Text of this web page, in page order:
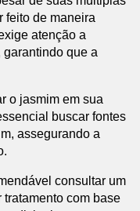
feito de maneira
atenção a
que a
o jasmim em sua
buscar fontes
assegurando a
consultar um
com base